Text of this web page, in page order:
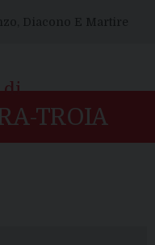
Diacono E Martire